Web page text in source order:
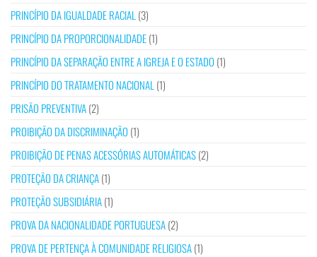
PRINCÍPIO DA IGUALDADE RACIAL (3)
PRINCÍPIO DA PROPORCIONALIDADE(1)
PRINCÍPIO DA SEPARAÇÃO ENTRE A IGREJA E O ESTADO (1)
PRINCÍPIO DO TRATAMENTO NACIONAL (1)
PRISÃO PREVENTIVA(2)
PROIBIÇÃO DA DISCRIMINAÇÃO (1)
PROIBIÇÃO DE PENAS ACESSÓRIAS AUTOMÁTICAS(2)
PROTEÇÃO DA CRIANÇA(1)
PROTEÇÃO SUBSIDIÁRIA(1)
PROVA DA NACIONALIDADE PORTUGUESA(2)
PROVA DE PERTENÇA À COMUNIDADE RELIGIOSA(1)